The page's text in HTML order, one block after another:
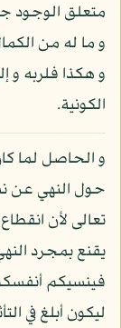
متعلق الوجود
و ما له من
و هكذا فلربه و
الكونية.
و الحاصل لما
حول النهي عن
تعالى لأن
يقنع بمجرد
فينسيكم
ليكون أبلغ في